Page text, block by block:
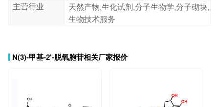
主营行业
天然产物,生化试剂,分子生物学,分子砌块,
生物技术服务
N(3)-甲基-2'-脱氧胞苷相关厂家报价